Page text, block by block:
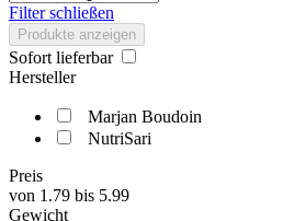
Filter schließen
Produkte anzeigen
Sofort lieferbar
Hersteller
Marjan Boudoin
NutriSari
Preis
von 1.79 bis 5.99
Gewicht